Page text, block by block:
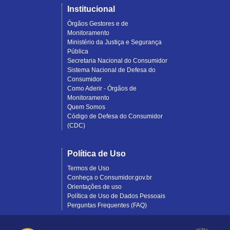
Institucional
Órgãos Gestores e de
Monitoramento
Ministério da Justiça e Segurança
Pública
Secretaria Nacional do Consumidor
Sistema Nacional de Defesa do
Consumidor
Como Aderir - Órgãos de
Monitoramento
Quem Somos
Código de Defesa do Consumidor
(CDC)
Política de Uso
Termos de Uso
Conheça o Consumidor.gov.br
Orientações de uso
Política de Uso de Dados Pessoais
Perguntas Frequentes (FAQ)